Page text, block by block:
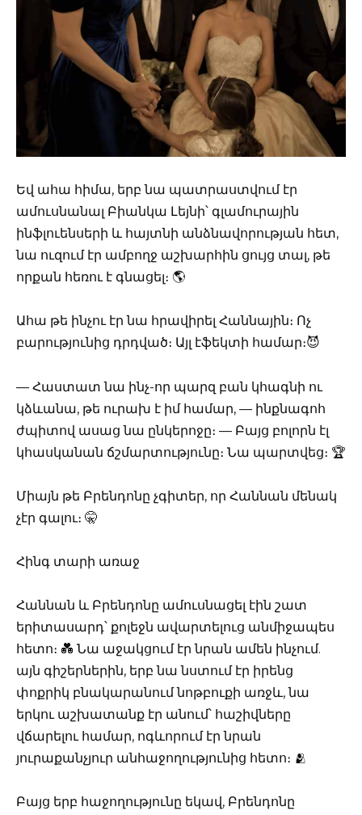
Եվ ահա հիմա, երբ նա պատրաստվում էր
ամուսնանալ Բիանկա Լեյնի՝ գլամուրային
ինֆլուենսերի և հայտնի անձնավորության հետ,
նա ուզում էր ամբողջ աշխարհին ցույց տալ, թե
որքան հեռու է գնացել։ 🌎
Ահա թե ինչու էր նա հրավիրել Հաննային։ Ոչ
բարությունից դրդված։ Այլ էֆեկտի համար։😈
— Հաստատ նա ինչ-որ պարզ բան կհագնի ու
կձևանա, թե ուրախ է իմ համար, — ինքնագոհ
ժպիտով ասաց նա ընկերոջը։ — Բայց բոլորն էլ
կհասկանան ճշմարտությունը։ Նա պարտվեց։ 🏆
Միայն թե Բրենդոնը չգիտեր, որ Հաննան մենակ
չէր գալու։ 🤫
Հինգ տարի առաջ
Հաննան և Բրենդոնը ամուսնացել էին շատ
երիտասարդ՝ քոլեջն ավարտելուց անմիջապես
հետո։ 💑 Նա աջակցում էր նրան ամեն ինչում.
այն գիշերներին, երբ նա նստում էր իրենց
փոքրիկ բնակարանում նոթբուքի առջև, նա
երկու աշխատանք էր անում՝ հաշիվները
վճարելու համար, ոգևորում էր նրան
յուրաքանչյուր անհաջողությունից հետո։ 🫂
Բայց երբ հաջողությունը եկավ, Բրենդոնը